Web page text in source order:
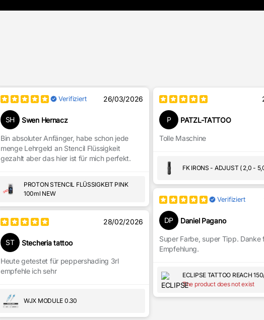
Verifiziert 26/03/2026
SH Swen Hernacz
Bin absoluter Anfänger, habe schon jede
menge Lehrgeld an Stencil Flüssigkeit
gezahlt aber das hier ist für mich perfekt.
PROTON STENCIL FLÜSSIGKEIT PINK
100ml NEW
28/02/2026
ST Stecheria tattoo
Heute getestet für peppershading 3rl
empfehle ich sehr
WJX MODULE 0.30
P PATZL-TATTOO
Tolle Maschine
FK IRONS - ADJUST ( 2,0 -
Verifiziert
DP Daniel Pagano
Super Farbe, super Tipp. Danke
Empfehlung.
ECLIPSE TATTOO REACH
The product does not exist